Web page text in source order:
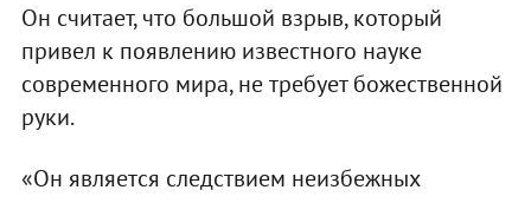
Он считает, что большой взрыв, который
привел к появлению известного науке
современного мира, не требует божественной
руки.
«Он является следствием неизбежных